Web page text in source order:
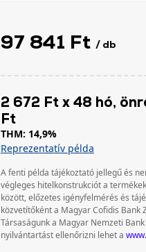
97 841 Ft / db
2 672 Ft x 48 hó,
Ft
THM: 14,9%
Reprezentatív példa
A fenti példa tájékoztató jellegű és
végleges hitelkonstrukciót a
között, előzetes igényfelmérés és
közvetítőként a Magyar Cofidis Bank
Társaságunk a Magyar Nemzeti
nyilvántartást ellenőrizni lehet a